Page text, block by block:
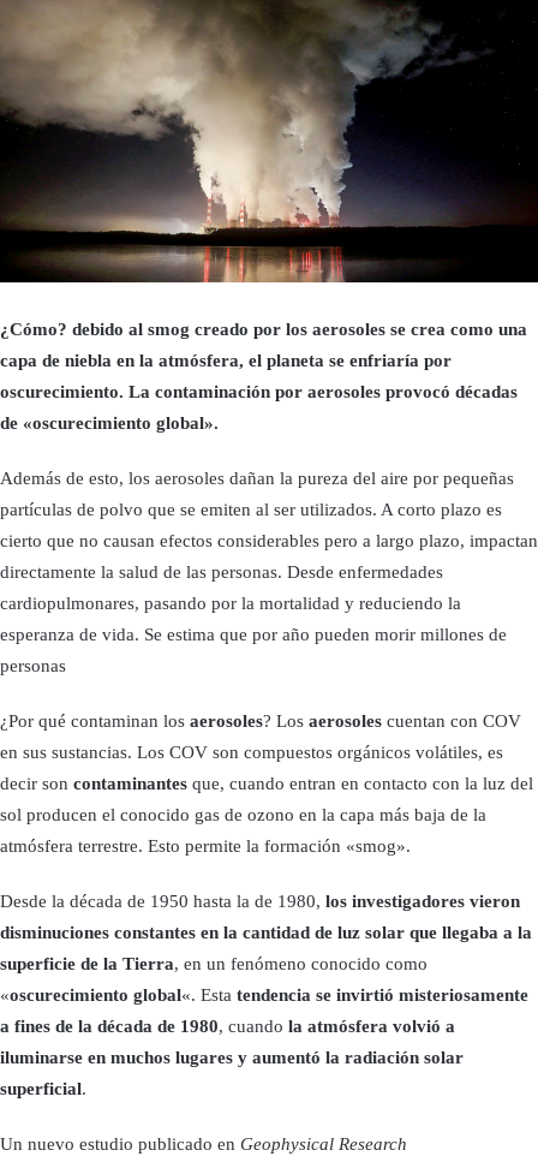
¿Cómo? debido al smog creado por los aerosoles se crea como una
capa de niebla en la atmósfera, el planeta se enfriaría por
oscurecimiento. La contaminación por aerosoles provocó décadas
de «oscurecimiento global».
Además de esto, los aerosoles dañan la pureza del aire por pequeñas
partículas de polvo que se emiten al ser utilizados. A corto plazo es
cierto que no causan efectos considerables pero a largo plazo, impactan
directamente la salud de las personas. Desde enfermedades
cardiopulmonares, pasando por la mortalidad y reduciendo la
esperanza de vida. Se estima que por año pueden morir millones de
personas
¿Por qué contaminan los aerosoles? Los aerosoles cuentan con COV
en sus sustancias. Los COV son compuestos orgánicos volátiles, es
decir son contaminantes que, cuando entran en contacto con la luz del
sol producen el conocido gas de ozono en la capa más baja de la
atmósfera terrestre. Esto permite la formación «smog».
Desde la década de 1950 hasta la de 1980, los investigadores vieron
disminuciones constantes en la cantidad de luz solar que llegaba a la
superficie de la Tierra, en un fenómeno conocido como
«oscurecimiento global«. Esta tendencia se invirtió misteriosamente
a fines de la década de 1980, cuando la atmósfera volvió a
iluminarse en muchos lugares y aumentó la radiación solar
superficial.
Un nuevo estudio publicado en Geophysical Research